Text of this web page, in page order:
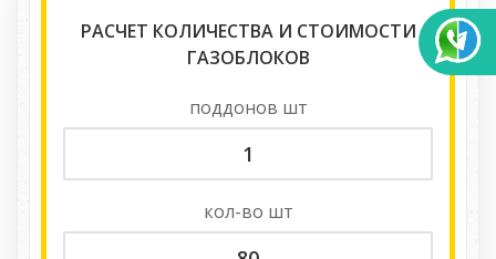
РАСЧЕТ КОЛИЧЕСТВА И СТОИМОСТИ
ГАЗОБЛОКОВ
поддонов шт
кол-во шт